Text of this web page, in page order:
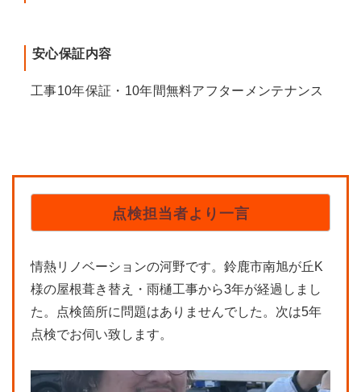
安心保証内容
工事10年保証・10年間無料アフターメンテナンス
点検担当者より一言
情熱リノベーションの河野です。鈴鹿市南旭が丘K
様の屋根葺き替え・雨樋工事から3年が経過しまし
た。点検箇所に問題はありませんでした。次は5年
点検でお伺い致します。